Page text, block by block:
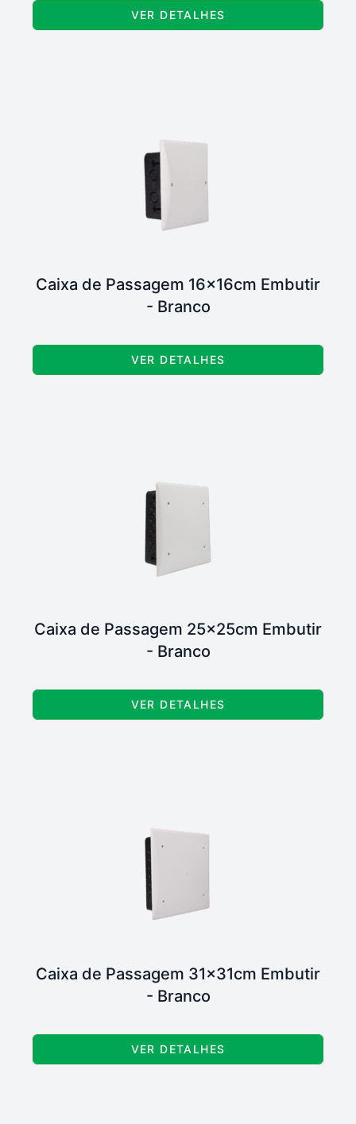
VER DETALHES
Caixa de Passagem 16x16cm Embutir
- Branco
VER DETALHES
Caixa de Passagem 25x25cm Embutir
- Branco
VER DETALHES
Caixa de Passagem 31x31cm Embutir
- Branco
VER DETALHES